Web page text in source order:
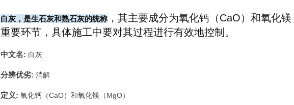
白灰，是生石灰和熟石灰的统称，其主要成分为氧化钙（CaO）和氧化
重要环节，具体施工中要对其过程进行有效地控制。
中文名: 白灰
分辨优劣:消解
定义:氧化钙（CaO）和氧化镁（MgO）